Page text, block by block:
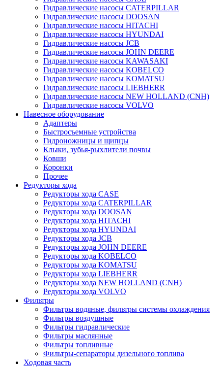
Гидравлические насосы CATERPILLAR
Гидравлические насосы DOOSAN
Гидравлические насосы HITACHI
Гидравлические насосы HYUNDAI
Гидравлические насосы JCB
Гидравлические насосы JOHN DEERE
Гидравлические насосы KAWASAKI
Гидравлические насосы KOBELCO
Гидравлические насосы KOMATSU
Гидравлические насосы LIEBHERR
Гидравлические насосы NEW HOLLAND (CNH)
Гидравлические насосы VOLVO
Навесное оборудование
Адаптеры
Быстросъемные устройства
Гидроножницы и щипцы
Клыки, зубья-рыхлители почвы
Ковши
Коронки
Прочее
Редукторы хода
Редукторы хода CASE
Редукторы хода CATERPILLAR
Редукторы хода DOOSAN
Редукторы хода HITACHI
Редукторы хода HYUNDAI
Редукторы хода JCB
Редукторы хода JOHN DEERE
Редукторы хода KOBELCO
Редукторы хода KOMATSU
Редукторы хода LIEBHERR
Редукторы хода NEW HOLLAND (CNH)
Редукторы хода VOLVO
Фильтры
Фильтры водяные, фильтры системы охлаждения
Фильтры воздушные
Фильтры гидравлические
Фильтры маслянные
Фильтры топливные
Фильтры-сепараторы дизельного топлива
Ходовая часть